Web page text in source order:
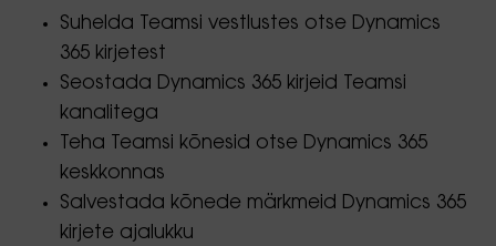
Suhelda Teamsi vestlustes otse Dynamics
365 kirjetest
Seostada Dynamics 365 kirjeid Teamsi
kanalitega
Teha Teamsi kõnesid otse Dynamics 365
keskkonnas
Salvestada kõnede märkmeid Dynamics 365
kirjete ajalukku